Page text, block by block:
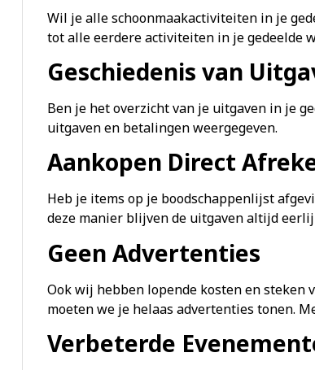
Wil je alle schoonmaakactiviteiten in je
tot alle eerdere activiteiten in je gedeelde
Geschiedenis van
Ben je het overzicht van je uitgaven in je
uitgaven en betalingen weergegeven.
Aankopen Direct
Heb je items op je boodschappenlijst
deze manier blijven de uitgaven altijd
Geen Advertenties
Ook wij hebben lopende kosten en steken
moeten we je helaas advertenties tonen.
Verbeterde